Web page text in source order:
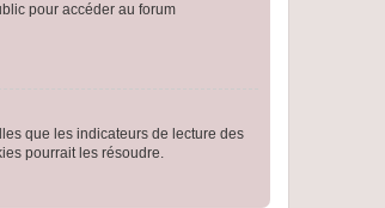
pour accéder au forum
que les indicateurs de lecture des
pourrait les résoudre.